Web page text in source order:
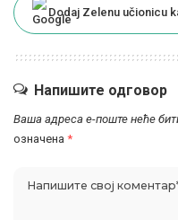
Dodaj Zelenu učionicu
Напишите одговор
Ваша адреса е-поште неће
означена *